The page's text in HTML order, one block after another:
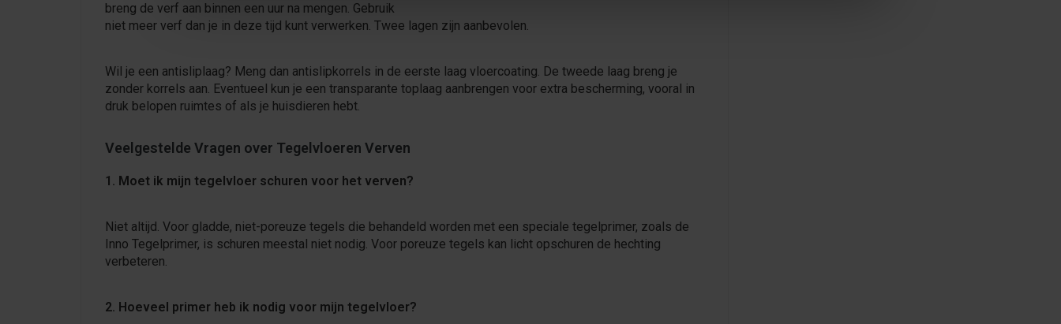
breng de verf aan binnen een uur na mengen. Gebruik
niet meer verf dan je in deze tijd kunt verwerken. Twee lagen zijn aanbevolen.
Wil je een antisliplaag? Meng dan antislipkorrels in de eerste laag vloercoating. De tweede laag breng je
zonder korrels aan. Eventueel kun je een transparante toplaag aanbrengen voor extra bescherming, vooral in
druk belopen ruimtes of als je huisdieren hebt.
Veelgestelde Vragen over Tegelvloeren Verven
1. Moet ik mijn tegelvloer schuren voor het verven?
Niet altijd. Voor gladde, niet-poreuze tegels die behandeld worden met een speciale tegelprimer, zoals de
Inno Tegelprimer, is schuren meestal niet nodig. Voor poreuze tegels kan licht opschuren de hechting
verbeteren.
2. Hoeveel primer heb ik nodig voor mijn tegelvloer?